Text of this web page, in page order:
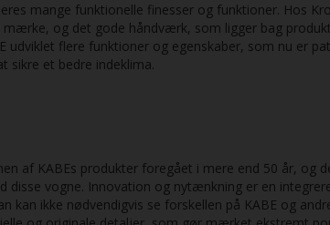
mange funktionelle finesser og funktioner. Hos
og det gode håndværk, som ligger bag
udviklet flere funktioner og egenskaber, som nu er
sikre et bedre indeklima.
af KABEs produkter foregået i mere end 50 år, og
vogne. Innovation og nytænkning er en
kan ikke nødvendigvis se forskellen på KABE og